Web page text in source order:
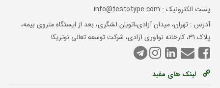
پست الکترونیک : info@testotype.com
آدرس : تهران، میدان آزادی،اتوبان لشگری، بعد از ایستگاه متروی بیمه،
پلاک 31، کارخانه نوآوری آزادی، شرکت توسعه تعالی نوتریکا
لینک های مفید